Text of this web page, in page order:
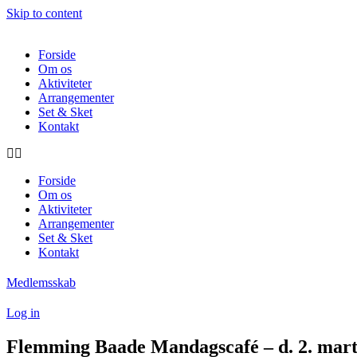
Skip to content
Forside
Om os
Aktiviteter
Arrangementer
Set & Sket
Kontakt
Forside
Om os
Aktiviteter
Arrangementer
Set & Sket
Kontakt
Medlemsskab
Log in
Flemming Baade Mandagscafé – d. 2.